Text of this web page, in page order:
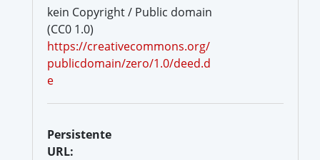
kein Copyright / Public domain
(CC0 1.0)
https://creativecommons.org/
publicdomain/zero/1.0/deed.d
e
Persistente
URL: